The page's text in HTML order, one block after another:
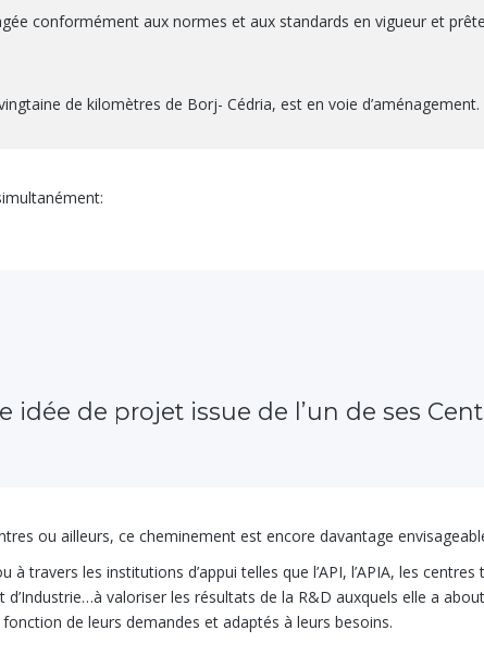
conformément aux normes et aux standards en vigueur et
de kilomètres de Borj- Cédria, est en voie d’aménagement.
idée de projet issue de l’un de ses
ou ailleurs, ce cheminement est encore davantage
travers les institutions d’appui telles que l’API, l’APIA, les
d’Industrie…à valoriser les résultats de la R&D auxquels elle a
de leurs demandes et adaptés à leurs besoins.